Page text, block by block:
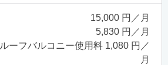
15,000 円／月
5,830 円／月
ルーフバルコニー使用料 1,080 円／
月